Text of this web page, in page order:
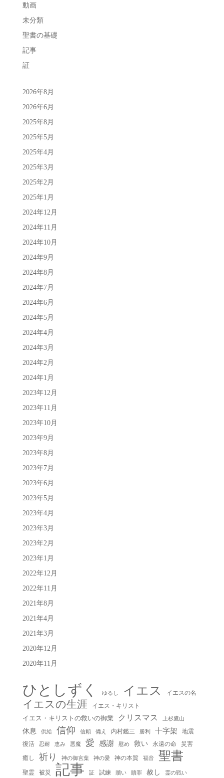
動画
未分類
聖書の基礎
記事
証
2026年8月
2026年6月
2025年8月
2025年5月
2025年4月
2025年3月
2025年2月
2025年1月
2024年12月
2024年11月
2024年10月
2024年9月
2024年8月
2024年7月
2024年6月
2024年5月
2024年4月
2024年3月
2024年2月
2024年1月
2023年12月
2023年11月
2023年10月
2023年9月
2023年8月
2023年7月
2023年6月
2023年5月
2023年4月
2023年3月
2023年2月
2023年1月
2022年12月
2022年11月
2021年8月
2021年4月
2021年3月
2020年12月
2020年11月
ひとしずく ゆるし イエス イエスの名
イエスの生涯
イエス・キリスト
イエス・キリストの救いの御業
クリスマス 上杉鷹山
休息 供給 信仰 信頼 備え 内村鑑三 勝利 十字架
地震
復活
忍耐 恵み 悪魔 愛 感謝 慰め 救い 永遠の命
災害
癒し
祈り 神の御言葉 神の愛 神の本質 福音 聖書
聖霊 被災 記事 証 試練 贖い 贖罪 赦し 霊の戦い